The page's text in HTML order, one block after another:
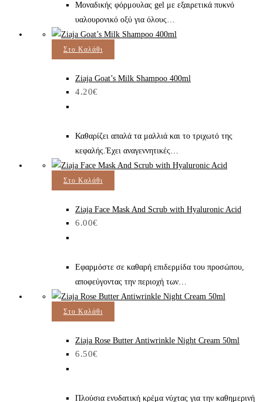
Μοναδικής φόρμουλας gel με εξαιρετικά πυκνό
υαλουρονικό οξύ για όλους…
Στο Καλάθι
Ziaja Goat’s Milk Shampoo 400ml
4.20€
Καθαρίζει απαλά τα μαλλιά και το τριχωτό της
κεφαλής.Έχει αναγεννητικές…
Στο Καλάθι
Ziaja Face Mask And Scrub with Hyaluronic Acid
6.00€
Εφαρμόστε σε καθαρή επιδερμίδα του προσώπου,
αποφεύγοντας την περιοχή των…
Στο Καλάθι
Ziaja Rose Butter Antiwrinkle Night Cream 50ml
6.50€
Πλούσια ενυδατική κρέμα νύχτας για την καθημερινή